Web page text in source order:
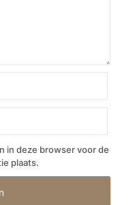
in deze browser voor de
plaats.